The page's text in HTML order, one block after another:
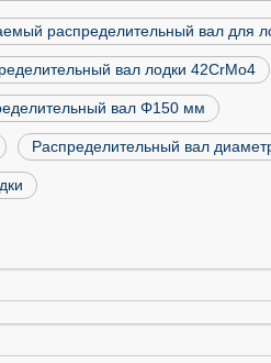
распределительный вал для
вал лодки 42CrMo4
вал Φ150 мм
Распределительный вал